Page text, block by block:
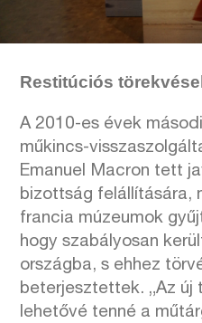
Restitúciós
A 2010-es évek
műkincs-
Emanuel Macron tett
bizottság felállítására,
francia múzeumok
hogy szabályosan
országba, s ehhez
beterjesztettek. „Az új
lehetővé tenné a